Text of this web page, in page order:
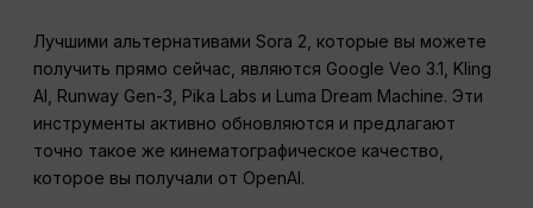
Лучшими альтернативами Sora 2, которые вы можете
получить прямо сейчас, являются Google Veo 3.1, Kling
AI, Runway Gen-3, Pika Labs и Luma Dream Machine. Эти
инструменты активно обновляются и предлагают
точно такое же кинематографическое качество,
которое вы получали от OpenAI.